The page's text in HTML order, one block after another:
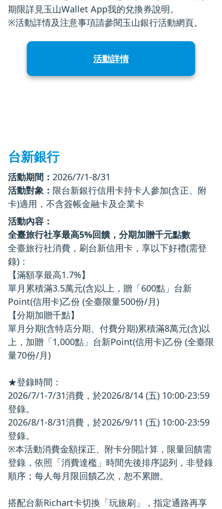
期限詳見玉山Wallet App我的兌換券說明。
※活動詳情及注意事項請參閱玉山銀行活動網頁。
活動詳情
台新銀行
活動期間： 2026/7/1-8/31
活動對象： 限台新銀行信用卡持卡人參加(含正、附
卡)適用，不含簽帳金融卡及企業卡
活動內容：
全臺旅行社享最高5%回饋，分期加贈千元點數
全臺旅行社消費，刷台新信用卡，享以下好禮(需登
錄)：
【滿額享最高1.7%】
單月累積滿3.5萬元(含)以上，贈「600點」台新
Point(信用卡)乙份 (全臺限量500份/月)
【分期加贈千點】
單月分期(含特店分期、付費分期)累積滿8萬元(含)以
上，加贈「1,000點」台新Point(信用卡)乙份 (全臺限
量70份/月)
★登錄時間：
2026/7/1-7/31消費，於2026/8/14 (五) 10:00-23:59
登錄。
2026/8/1-8/31消費，於2026/9/11 (五) 10:00-23:59
登錄。
※本活動消費金額採正、附卡分開計算，限量回饋需
登錄，依照「消費達檻」時間先後排序認列，非登錄
順序；每人每月限回饋乙次，恕不累贈。
搭配台新Richart卡切換「玩旅刷」，指定通路再享